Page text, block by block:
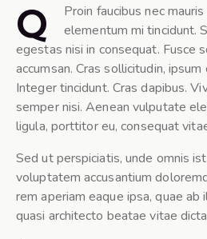
Q
Proin faucibus nec
elementum mi tincidunt.
egestas nisi in consequat. Fusce
accumsan. Cras sollicitudin,
Integer tincidunt. Cras dapibus.
semper nisi. Aenean vulputate
ligula, porttitor eu, consequat
Sed ut perspiciatis, unde omnis
voluptatem accusantium
rem aperiam eaque ipsa, quae
quasi architecto beatae vitae